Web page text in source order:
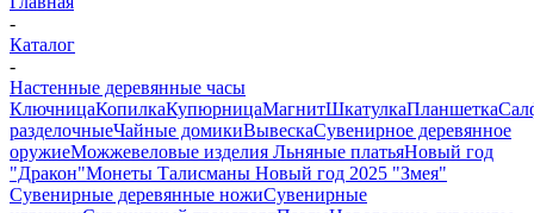
-
Каталог
-
Настенные деревянные часы
КлючницаКопилкаКупюрницаМагнитШкатулкаПланшетка
разделочныеЧайные домикиВывескаСувенирное деревянное
оружиеМожжевеловые изделия Льняные платьяНовый год
"Дракон"Монеты Талисманы Новый год 2025 "Змея"
Сувенирные деревянные ножиСувенирные